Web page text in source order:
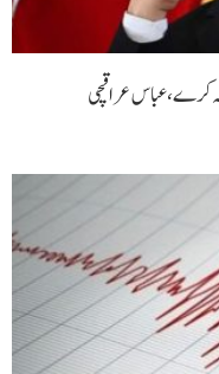
کرے ،عباس عراقچی